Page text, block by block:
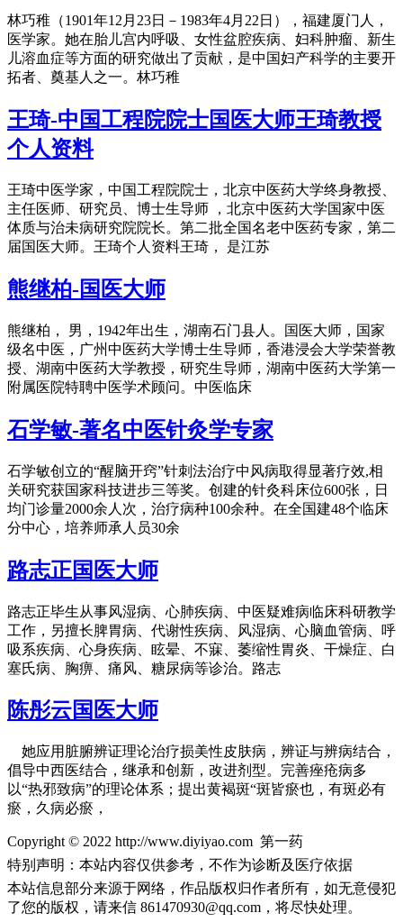
林巧稚（1901年12月23日－1983年4月22日），福建厦门人，
医学家。她在胎儿宫内呼吸、女性盆腔疾病、妇科肿瘤、新生
儿溶血症等方面的研究做出了贡献，是中国妇产科学的主要开
拓者、奠基人之一。林巧稚
王琦-中国工程院院士国医大师王琦教授
个人资料
王琦中医学家，中国工程院院士，北京中医药大学终身教授、
主任医师、研究员、博士生导师 ，北京中医药大学国家中医
体质与治未病研究院院长。第二批全国名老中医药专家，第二
届国医大师。王琦个人资料王琦， 是江苏
熊继柏-国医大师
熊继柏， 男，1942年出生，湖南石门县人。国医大师，国家
级名中医，广州中医药大学博士生导师，香港浸会大学荣誉教
授、湖南中医药大学教授，研究生导师，湖南中医药大学第一
附属医院特聘中医学术顾问。中医临床
石学敏-著名中医针灸学专家
石学敏创立的“醒脑开窍”针刺法治疗中风病取得显著疗效,相
关研究获国家科技进步三等奖。创建的针灸科床位600张，日
均门诊量2000余人次，治疗病种100余种。在全国建48个临床
分中心，培养师承人员30余
路志正国医大师
路志正毕生从事风湿病、心肺疾病、中医疑难病临床科研教学
工作，另擅长脾胃病、代谢性疾病、风湿病、心脑血管病、呼
吸系疾病、心身疾病、眩晕、不寐、萎缩性胃炎、干燥症、白
塞氏病、胸痹、痛风、糖尿病等诊治。路志
陈彤云国医大师
她应用脏腑辨证理论治疗损美性皮肤病，辨证与辨病结合，
倡导中西医结合，继承和创新，改进剂型。完善痤疮病多
以“热邪致病”的理论体系；提出黄褐斑“斑皆瘀也，有斑必有
瘀，久病必瘀，
Copyright © 2022 http://www.diyiyao.com 第一药
特别声明：本站内容仅供参考，不作为诊断及医疗依据
本站信息部分来源于网络，作品版权归作者所有，如无意侵犯
了您的版权，请来信 861470930@qq.com，将尽快处理。